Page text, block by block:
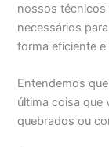
nossos técnicos
necessários
forma eficiente e
Entendemos
última coisa que
quebrados ou